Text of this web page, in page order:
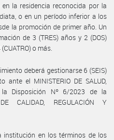
la residencia reconocida por la
o en un período inferior a los
la promoción de primer año. Un
de 3 (TRES) años y 2 (DOS)
o más.
deberá gestionarse 6 (SEIS)
ante el MINISTERIO DE SALUD,
Disposición Nº 6/2023 de la
CALIDAD, REGULACIÓN Y
institución en los términos de los